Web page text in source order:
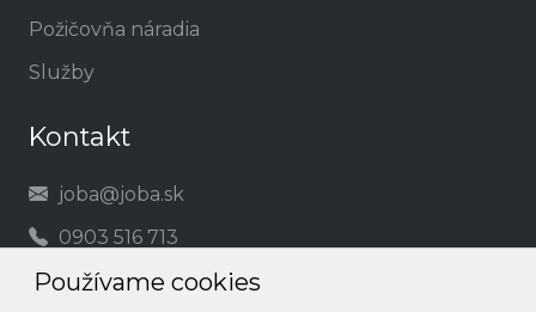
Používame cookies
Požičovňa náradia
Služby
Kontakt
joba@joba.sk
0903 516 713